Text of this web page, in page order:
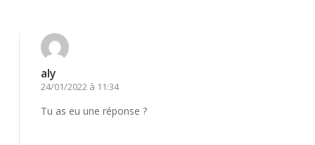
aly
24/01/2022 à 11:34
Tu as eu une réponse ?